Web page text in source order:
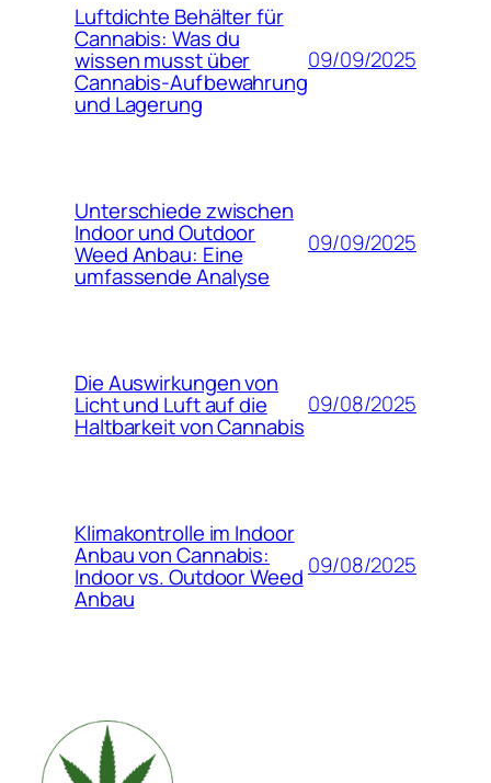
Luftdichte Behälter für
Cannabis: Was du
wissen musst über
Cannabis-Aufbewahrung
und Lagerung
09/09/2025
Unterschiede zwischen
Indoor und Outdoor
Weed Anbau: Eine
umfassende Analyse
09/09/2025
Die Auswirkungen von
Licht und Luft auf die
Haltbarkeit von Cannabis
09/08/2025
Klimakontrolle im Indoor
Anbau von Cannabis:
Indoor vs. Outdoor Weed
Anbau
09/08/2025